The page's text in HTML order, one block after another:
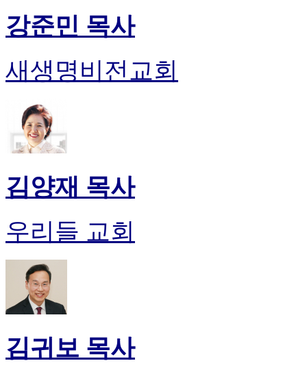
강준민 목사
새생명비전교회
김양재 목사
우리들 교회
김귀보 목사